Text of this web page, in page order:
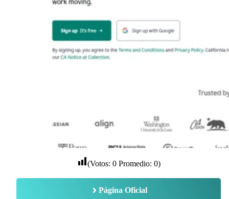
(Votos: 0Promedio: 0)
Página Oficial